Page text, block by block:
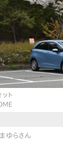
ット
ゆらさん